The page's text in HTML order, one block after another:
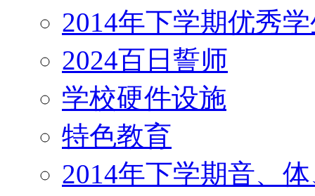
2014年下学期优秀
2024百日誓师
学校硬件设施
特色教育
2014年下学期音、